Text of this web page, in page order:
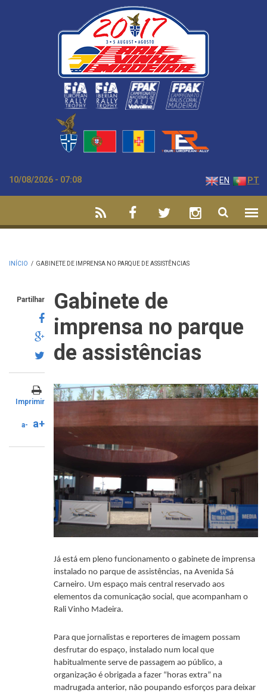
Passar para o conteúdo principal
10/08/2026 - 07:08 EN PT
INÍCIO / GABINETE DE IMPRENSA NO PARQUE DE ASSISTÊNCIAS
Partilhar
Imprimir
a- a+
Gabinete de
imprensa no parque
de assistências
Já está em pleno funcionamento o gabinete de imprensa
instalado no parque de assistências, na Avenida Sá
Carneiro. Um espaço mais central reservado aos
elementos da comunicação social, que acompanham o
Rali Vinho Madeira.
Para que jornalistas e reporteres de imagem possam
desfrutar do espaço, instalado num local que
habitualmente serve de passagem ao público, a
organização é obrigada a fazer “horas extra” na
madrugada anterior, não poupando esforços para deixar